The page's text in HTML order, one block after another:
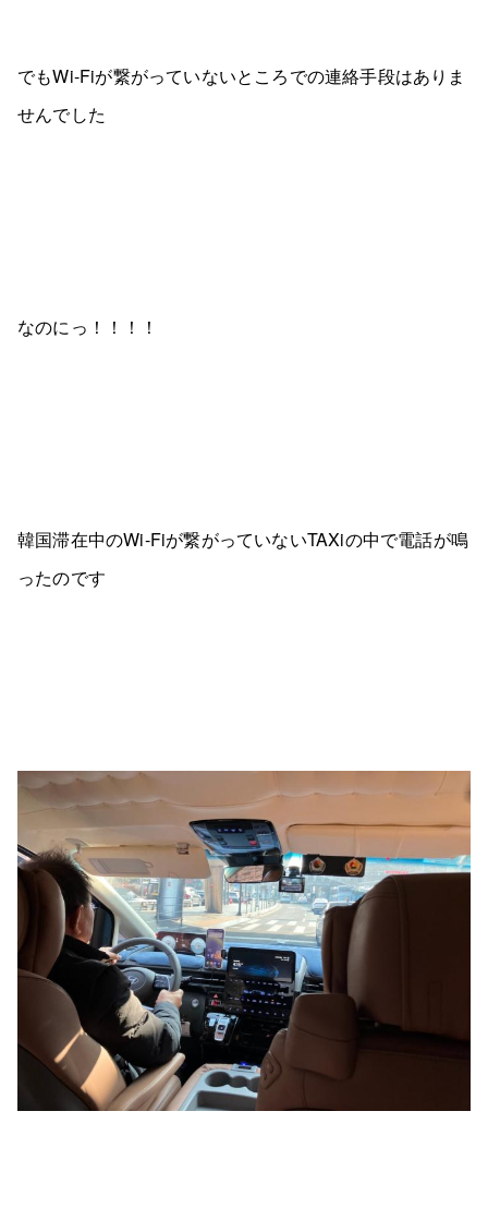
でもWi-Fiが繋がっていないところでの連絡手段はありま
せんでした
なのにっ！！！！
韓国滞在中のWi-Fiが繋がっていないTAXiの中で電話が鳴
ったのです